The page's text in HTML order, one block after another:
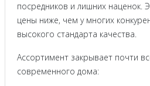
посредников и лишних наценок.
цены ниже, чем у многих
высокого стандарта качества.
Ассортимент закрывает почти
современного дома: